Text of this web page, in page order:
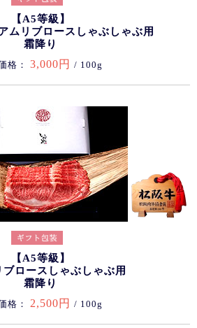
【A5等級】
ムリブロースしゃぶしゃぶ用
霜降り
格： 3,000円 / 100g
【A5等級】
ロースしゃぶしゃぶ用
霜降り
格： 2,500円 / 100g